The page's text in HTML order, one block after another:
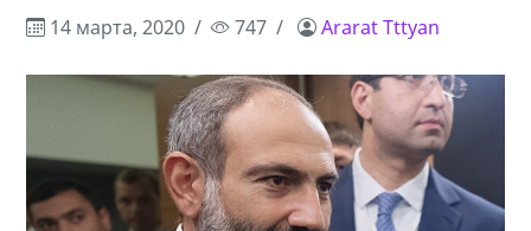
14 марта, 2020 747 Ararat Tttyan